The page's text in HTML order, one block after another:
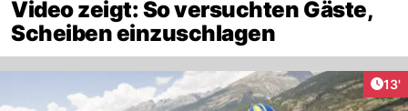
Video zeigt: So versuchten Gäste,
Scheiben einzuschlagen
13'